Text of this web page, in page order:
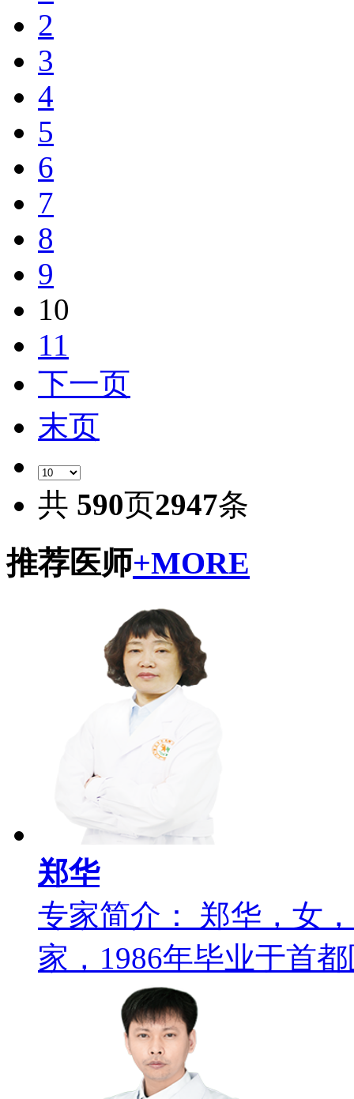
2
3
4
5
6
7
8
9
10
11
下一页
末页
共 590页2947条
推荐医师+MORE
郑华
专家简介： 郑华，女
家，1986年毕业于首